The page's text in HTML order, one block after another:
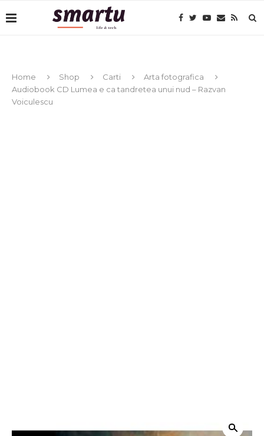
Home Shop Carti
Arta fotografica
Audiobook CD Lumea e ca tandretea unui nud – Razvan
Voiculescu